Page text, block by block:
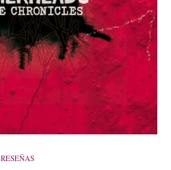
RESEÑAS